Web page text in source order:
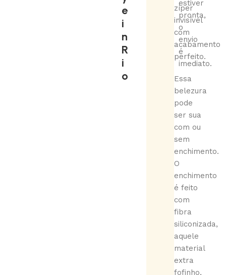
e
i
n
R
i
o
estiver
pronta,
o
envio
é
imediato.
zíper
invisível
com
acabamento
perfeito.
Essa
belezura
pode
ser sua
com ou
sem
enchimento.
O
enchimento
é feito
com
fibra
siliconizada,
aquele
material
extra
fofinho,